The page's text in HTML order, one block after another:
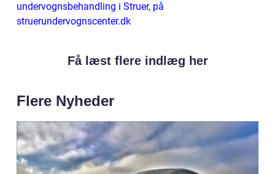
undervognsbehandling i Struer, på
struerundervognscenter.dk
Få læst flere indlæg her
Flere Nyheder